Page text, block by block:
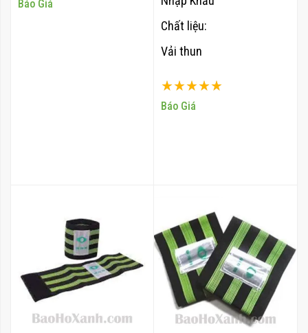
Báo Giá
Xếp hạng:
100%
Báo Giá
Chất liệu:
Vải thun